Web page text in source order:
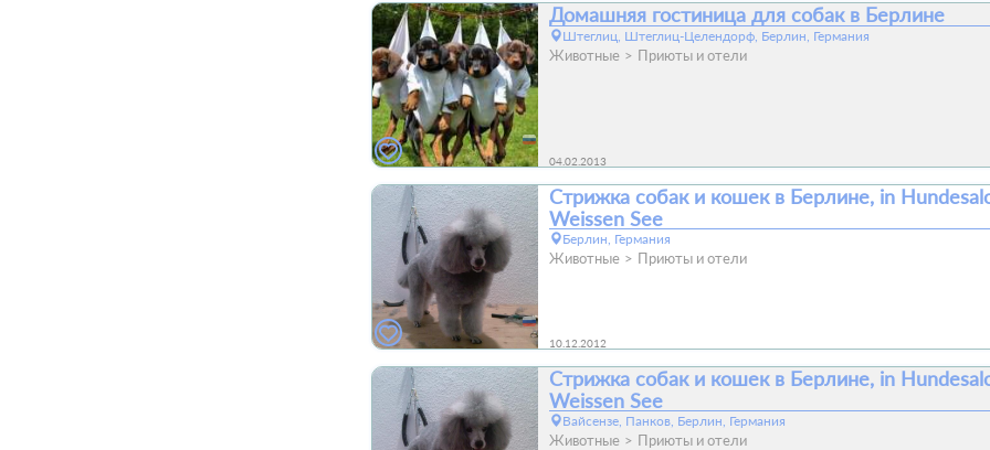
Домашняя гостиница для собак в Берлине
Штеглиц, Штеглиц-Целендорф, Берлин, Германия
Животные Приюты и отели
04.02.2013
Стрижка собак и кошек в Берлине, in
Weissen See
Берлин, Германия
Животные Приюты и отели
10.12.2012
Стрижка собак и кошек в Берлине, in
Weissen See
Вайсензе, Панков, Берлин, Германия
Животные Приюты и отели